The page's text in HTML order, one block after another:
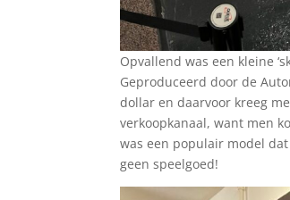
Opvallend was een kleine
Geproduceerd door de
dollar en daarvoor kreeg
verkoopkanaal, want men
was een populair model
geen speelgoed!